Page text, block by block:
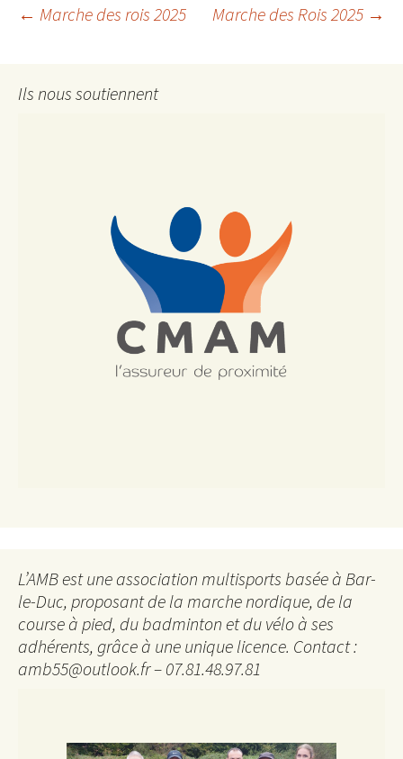
Navigation
des
← Marche des rois 2025 Marche des Rois 2025 →
Ils nous soutiennent
L’AMB est une association multisports basée à Bar-
le-Duc, proposant de la marche nordique, de la
course à pied, du badminton et du vélo à ses
adhérents, grâce à une unique licence. Contact :
amb55@outlook.fr – 07.81.48.97.81